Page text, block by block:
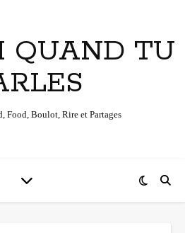
QUAND TU
Boulot, Rire et Partages